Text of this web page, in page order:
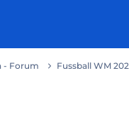
- Forum Fussball WM